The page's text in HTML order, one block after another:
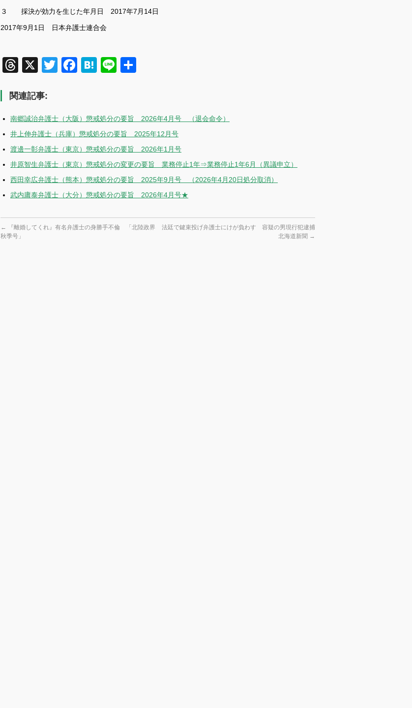
３ 採決が効力を生じた年月日 2017年7月14日
2017年9月 1 日 日本弁護士連合会
Threads
X TwitterFacebook
Hatena
Line
関連記事:
南郷誠治弁護士（大阪）懲戒処分の要旨 2026年4月号 （退会命令）
井上伸弁護士（兵庫）懲戒処分の要旨 2025年12月号
渡邊一彰弁護士（東京）懲戒処分の要旨 2026年1月号
井原智生弁護士（東京）懲戒処分の変更の要旨 業務停止1年⇒業務停止1年6月（異議申立）
西田幸広弁護士（熊本）懲戒処分の要旨 2025年9月号 （2026年4月20日処分取消）
武内庸泰弁護士（大分）懲戒処分の要旨 2026年4月号★
←
『離婚してくれ』有名弁護士の身勝手不倫 「北陸政界
秋季号」
法廷で鍵束投げ弁護士にけが負わす 容疑の男現行犯逮捕
北海道新聞 →